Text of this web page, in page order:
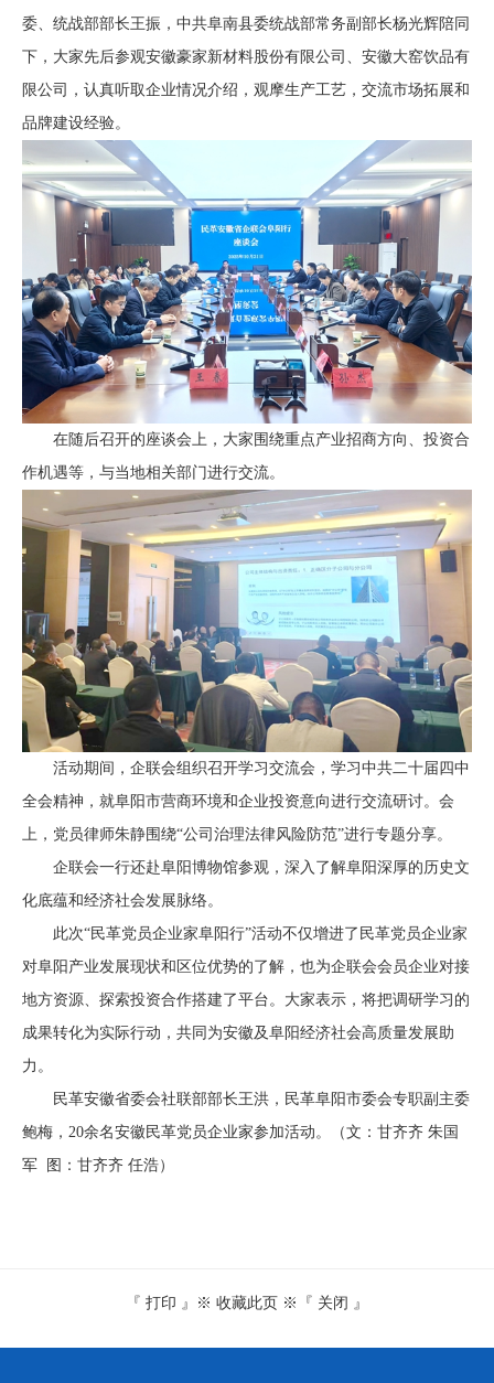
委、统战部部长王振，中共阜南县委统战部常务副部长杨光辉陪同
下，大家先后参观安徽豪家新材料股份有限公司、安徽大窑饮品有
限公司，认真听取企业情况介绍，观摩生产工艺，交流市场拓展和
品牌建设经验。
在随后召开的座谈会上，大家围绕重点产业招商方向、投资合
作机遇等，与当地相关部门进行交流。
活动期间，企联会组织召开学习交流会，学习中共二十届四中
全会精神，就阜阳市营商环境和企业投资意向进行交流研讨。会
上，党员律师朱静围绕“公司治理法律风险防范”进行专题分享。
企联会一行还赴阜阳博物馆参观，深入了解阜阳深厚的历史文
化底蕴和经济社会发展脉络。
此次“民革党员企业家阜阳行”活动不仅增进了民革党员企业家
对阜阳产业发展现状和区位优势的了解，也为企联会会员企业对接
地方资源、探索投资合作搭建了平台。大家表示，将把调研学习的
成果转化为实际行动，共同为安徽及阜阳经济社会高质量发展助
力。
民革安徽省委会社联部部长王洪，民革阜阳市委会专职副主委
鲍梅，20余名安徽民革党员企业家参加活动。（文：甘齐齐 朱国
军 图：甘齐齐 任浩）
『 打印 』※ 收藏此页 ※『 关闭 』